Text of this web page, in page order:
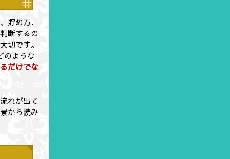
貯め方、
断するの
切です。
のような
だけでな
れが出て
から読み